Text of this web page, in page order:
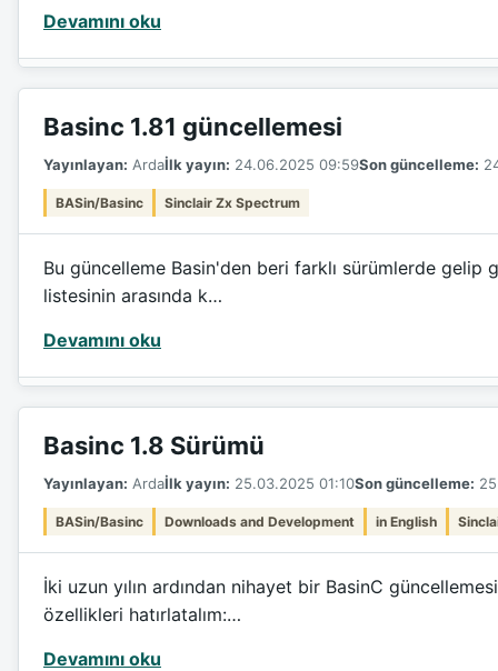
Devamını oku
Basinc 1.81 güncellemesi
Yayınlayan: Ardaİlk yayın: 24.06.2025 09:59Son güncelleme:
BASin/Basinc Sinclair Zx Spectrum
Bu güncelleme Basin'den beri farklı sürümlerde
listesinin arasında k…
Devamını oku
Basinc 1.8 Sürümü
Yayınlayan: Ardaİlk yayın: 25.03.2025 01:10Son güncelleme:
BASin/Basinc Downloads and Development in English
İki uzun yılın ardından nihayet bir BasinC
özellikleri hatırlatalım:…
Devamını oku